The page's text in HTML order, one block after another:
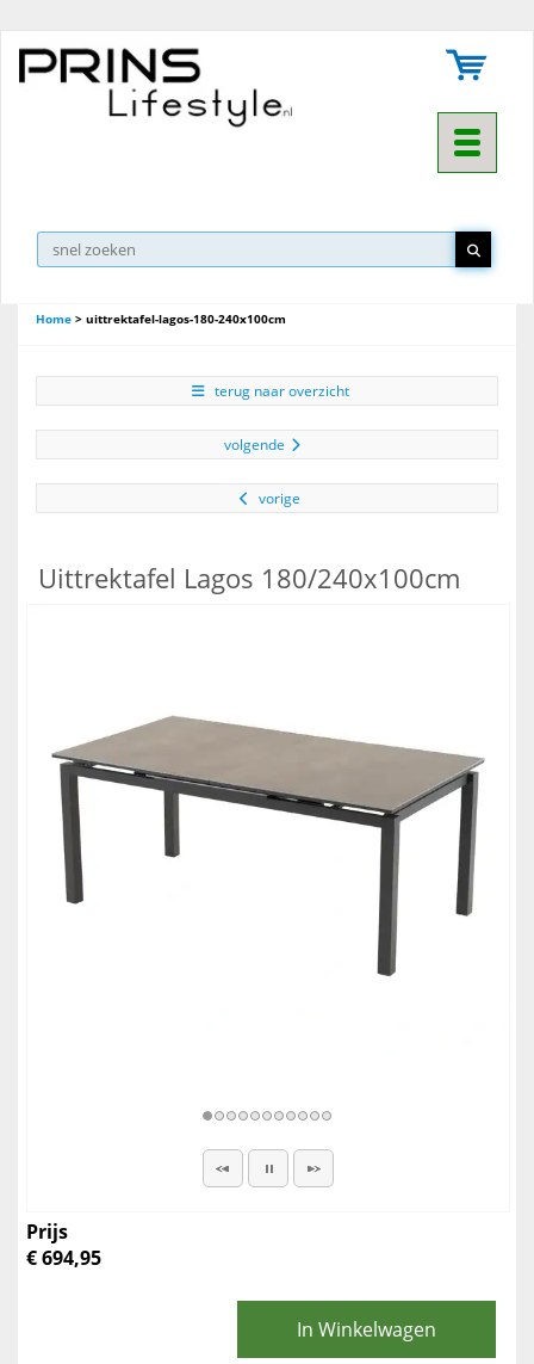
Toggle
Home > uittrektafel-lagos-180-240x100cm
terug naar overzicht
volgende
vorige
Uittrektafel Lagos 180/240x100cm
Prijs
€ 694,95
In Winkelwagen